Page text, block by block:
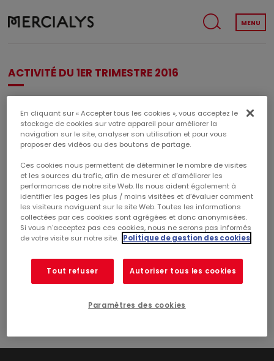
MENU
ACTIVITÉ DU 1ER TRIMESTRE 2016
trimestre
ACTIVITÉ DU 1ER TRIMESTRE 2016
13 avril 2016
17h45
En cliquant sur « Accepter tous les cookies », vous acceptez le
stockage de cookies sur votre appareil pour améliorer la
navigation sur le site, analyser son utilisation et pour vous
proposer des vidéos ou des boutons de partage.
Ces cookies nous permettent de déterminer le nombre de visites
et les sources du trafic, afin de mesurer et d’améliorer les
performances de notre site Web. Ils nous aident également à
identifier les pages les plus / moins visitées et d’évaluer comment
les visiteurs naviguent sur le site Web. Toutes les informations
collectées par ces cookies sont agrégées et donc anonymisées.
Si vous n'acceptez pas ces cookies, nous ne serons pas informés
de votre visite sur notre site. Politique de gestion des cookies
Tout refuser Autoriser tous les cookies
Paramètres des cookies